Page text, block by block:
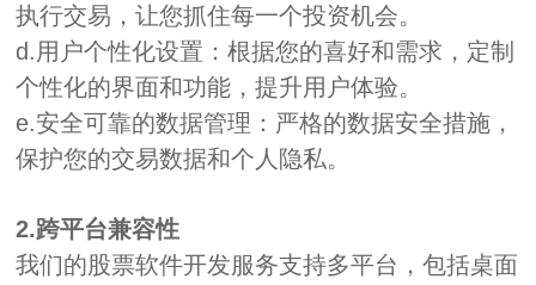
执行交易，让您抓住每一个投资机会。
d.用户个性化设置：根据您的喜好和需求，定制
个性化的界面和功能，提升用户体验。
e.安全可靠的数据管理：严格的数据安全措施，
保护您的交易数据和个人隐私。
2.跨平台兼容性
我们的股票软件开发服务支持多平台，包括桌面